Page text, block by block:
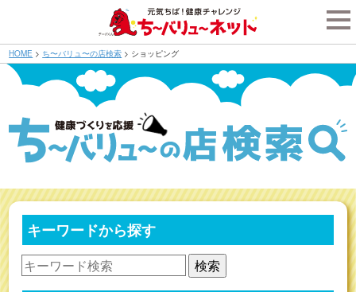
HOME > ち〜バリュ〜の店検索 > ショッピング
キーワードから探す
検索